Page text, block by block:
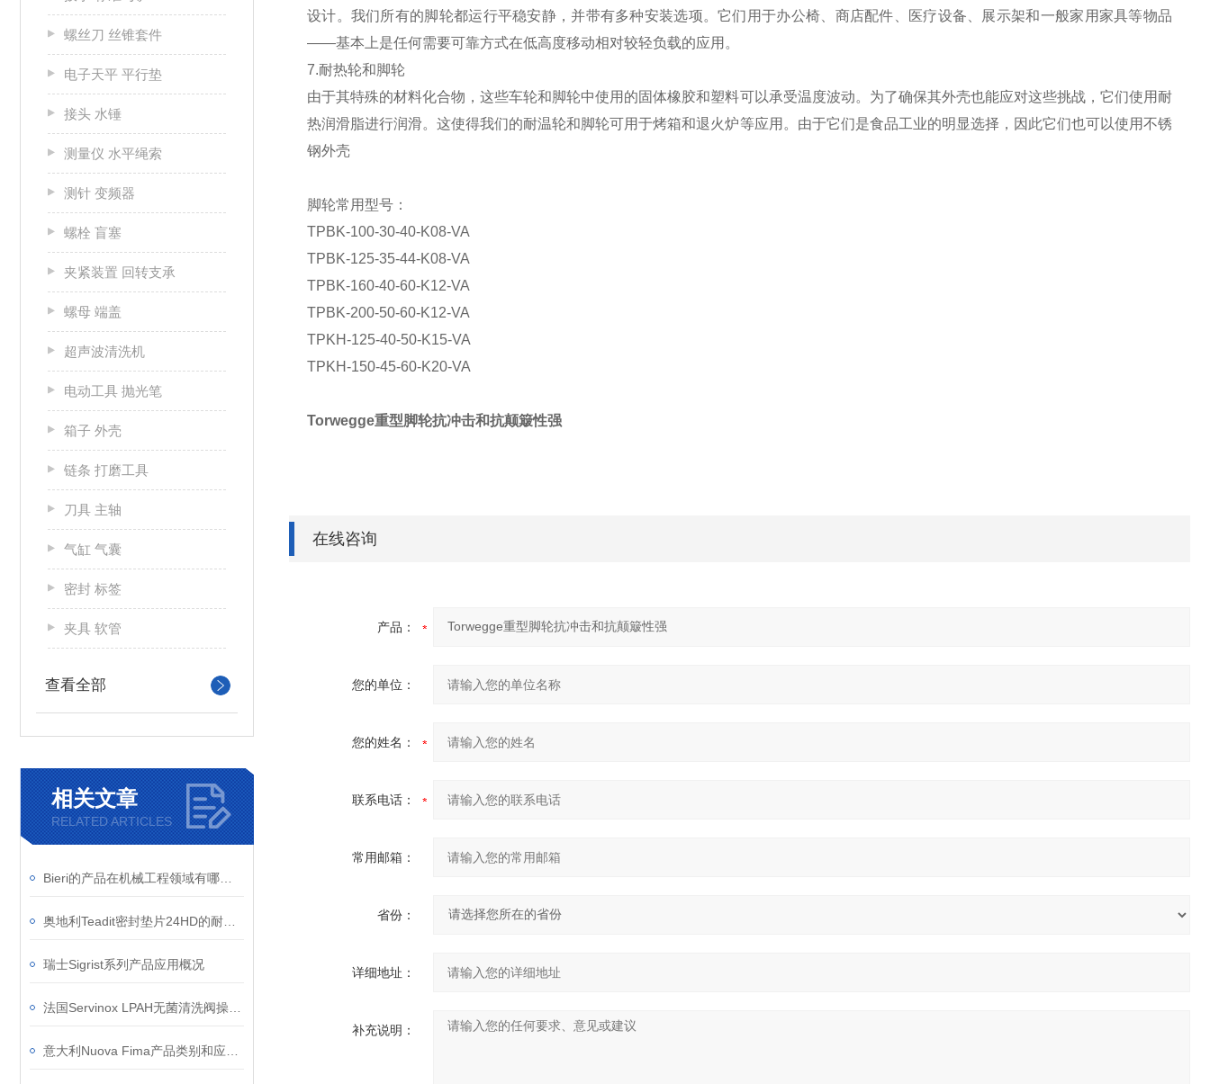
螺丝刀 丝锥套件
电子天平 平行垫
接头 水锤
测量仪 水平绳索
测针 变频器
螺栓 盲塞
夹紧装置 回转支承
螺母 端盖
超声波清洗机
电动工具 抛光笔
箱子 外壳
链条 打磨工具
刀具 主轴
气缸 气囊
密封 标签
夹具 软管
查看全部
相关文章
RELATED ARTICLES
瑞士Sigrist系列产品应用概况
设计。我们所有的脚轮都运行平稳安静，并带有多种安装选项。它们用于办公椅、商店配件、医疗设备、展示架和一般家用家具等物品
——基本上是任何需要可靠方式在低高度移动相对较轻负载的应用。
7.耐热轮和脚轮
由于其特殊的材料化合物，这些车轮和脚轮中使用的固体橡胶和塑料可以承受温度波动。为了确保其外壳也能应对这些挑战，它们使用耐
热润滑脂进行润滑。这使得我们的耐温轮和脚轮可用于烤箱和退火炉等应用。由于它们是食品工业的明显选择，因此它们也可以使用不锈
钢外壳
脚轮常用型号：
TPBK-100-30-40-K08-VA
TPBK-125-35-44-K08-VA
TPBK-160-40-60-K12-VA
TPBK-200-50-60-K12-VA
TPKH-125-40-50-K15-VA
TPKH-150-45-60-K20-VA
Torwegge重型脚轮抗冲击和抗颠簸性强
在线咨询
产品：
您的单位：
您的姓名：
联系电话：
常用邮箱：
省份：
详细地址：
补充说明：